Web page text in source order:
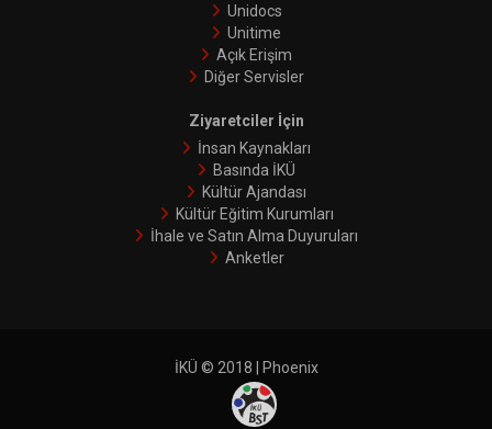
Unidocs
Unitime
Açık Erişim
Diğer Servisler
Ziyaretciler İçin
İnsan Kaynakları
Basında İKÜ
Kültür Ajandası
Kültür Eğitim Kurumları
İhale ve Satın Alma Duyuruları
Anketler
İKÜ © 2018 | Phoenix